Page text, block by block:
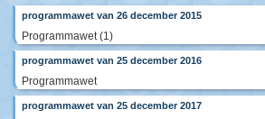
programmawet van 26 december 2015
Programmawet (1)
programmawet van 25 december 2016
Programmawet
programmawet van 25 december 2017